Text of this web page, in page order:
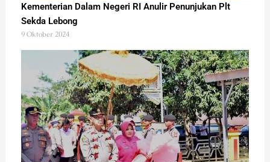
Kementerian Dalam Negeri RI Anulir Penunjukan Plt
Sekda Lebong
9 Oktober 2024